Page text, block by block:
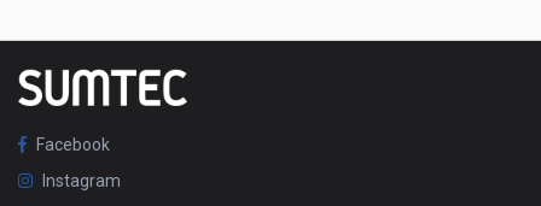
Facebook
Instagram